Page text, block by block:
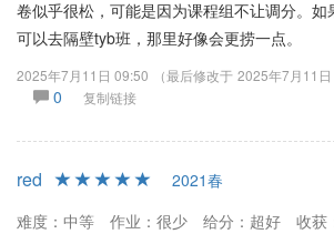
卷似乎很松，可能是因为课程组不让调分。
可以去隔壁tyb班，那里好像会更捞一点。
2025年7月11日 09:50 （最后修改于 2025年7月11
0
复制链接
red
2021春
难度：中等
作业：很少 给分：超好 收获